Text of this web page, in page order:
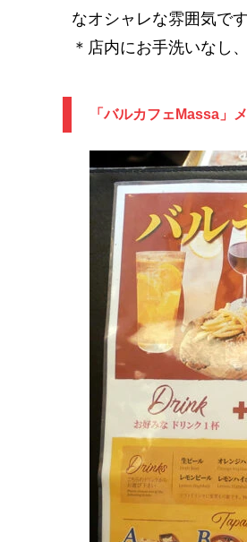
なオシャレな雰囲気です
＊店内にお手洗いなし
「バルカフェMassa」